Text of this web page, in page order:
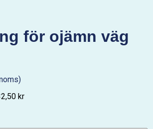
för ojämn väg
kr